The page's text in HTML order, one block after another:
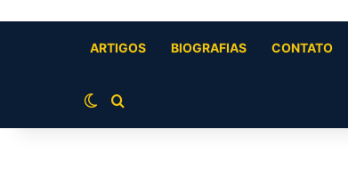
ARTIGOS BIOGRAFIAS CONTATO
Switch skin
Buscar por